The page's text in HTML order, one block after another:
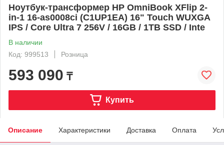
Ноутбук-трансформер HP OmniBook XFlip 2-
in-1 16-as0008ci (C1UP1EA) 16" Touch WUXGA
IPS / Core Ultra 7 256V / 16GB / 1TB SSD / Inte
В наличии
Код: 999513
Розница
593 090 ₸
Купить
Описание Характеристики Доставка Оплата